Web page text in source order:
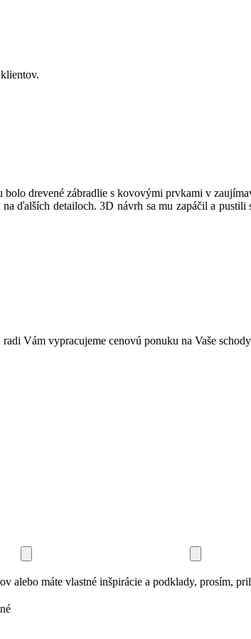
bolo drevené zábradlie s kovovými prvkami v
ďalších detailoch. 3D návrh sa mu zapáčil a
Vám vypracujeme cenovú ponuku na Vaše
alebo máte vlastné inšpirácie a podklady, prosím,